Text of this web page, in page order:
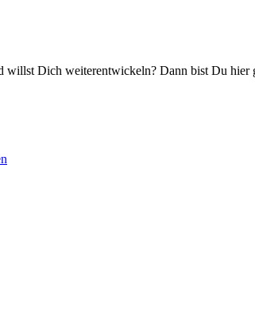
willst Dich weiterentwickeln? Dann bist Du hier